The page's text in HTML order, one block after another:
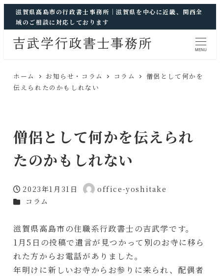
滋賀県高島市の行政書士事務所｜滋賀県を中心に近畿、関西全
域のご相談に対応しております
MENU
ホーム お知らせ・コラム コラム
僧侶として何かを
伝えられたのかもしれない
僧侶として何かを伝えられ
たのかもしれない
投稿日
2023年1月31日
著
office-yoshitake
カテゴリー
コラム
滋賀県高島市の住職系行政書士の吉武学です。
1月5日の投稿で遺言が見つかって別のお寺に移ら
れた方からお電話がありました。
年明けに新しいお寺からお参りに来られ、配偶者